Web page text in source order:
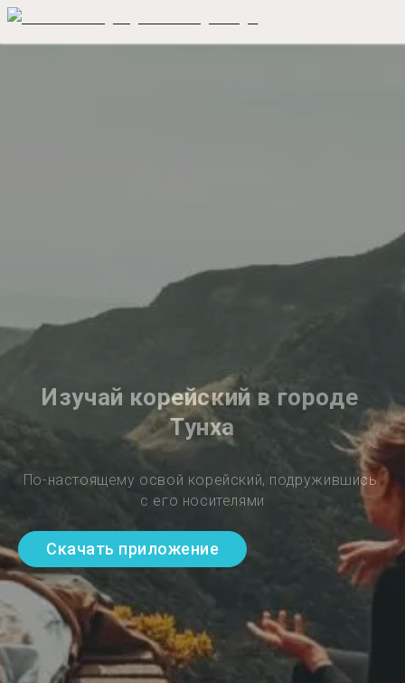
Изучай корейский в городе
Тунха
По-настоящему освой корейский, подружившись
с его носителями
Скачать приложение